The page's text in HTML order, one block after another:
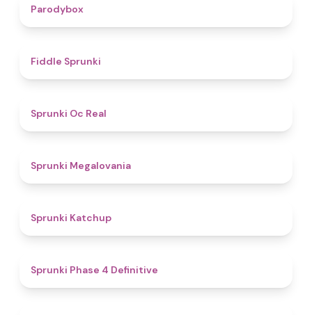
Parodybox
Fiddle Sprunki
Sprunki Oc Real
Sprunki Megalovania
Sprunki Katchup
Sprunki Phase 4 Definitive